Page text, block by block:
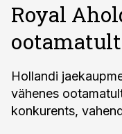
Royal
ootamatult
Hollandi
vähenes
konkurents,